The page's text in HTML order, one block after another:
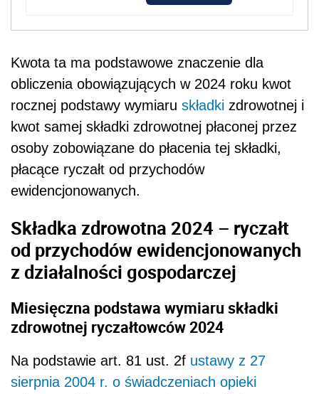
Kwota ta ma podstawowe znaczenie dla
obliczenia obowiązujących w 2024 roku kwot
rocznej podstawy wymiaru składki zdrowotnej i
kwot samej składki zdrowotnej płaconej przez
osoby zobowiązane do płacenia tej składki,
płacące ryczałt od przychodów
ewidencjonowanych.
Składka zdrowotna 2024 – ryczałt
od przychodów ewidencjonowanych
z działalności gospodarczej
Miesięczna podstawa wymiaru składki
zdrowotnej ryczałtowców 2024
Na podstawie art. 81 ust. 2f ustawy z 27
sierpnia 2004 r. o świadczeniach opieki